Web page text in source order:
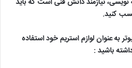
کنید.
به عنوان لوازم استریم خود استفاده
باشید :